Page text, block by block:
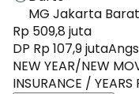
MG Jakarta
Rp 509,8 juta
DP Rp 107,9 juta
NEW YEAR/NEW
INSURANCE / YEARS